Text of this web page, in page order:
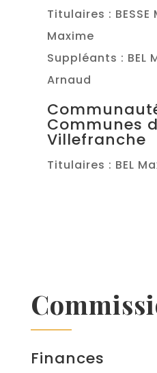
Titulaires : BESSE
Maxime
Suppléants : BEL
Arnaud
Communes
Villefranche
Titulaires : BEL
Finances